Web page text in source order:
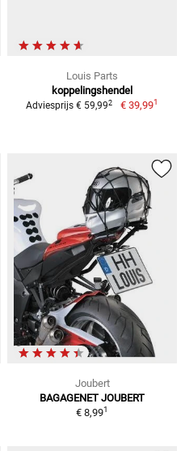
Louis Parts
koppelingshendel
Adviesprijs € 59,992 € 39,991
Joubert
BAGAGENET JOUBERT
€ 8,991